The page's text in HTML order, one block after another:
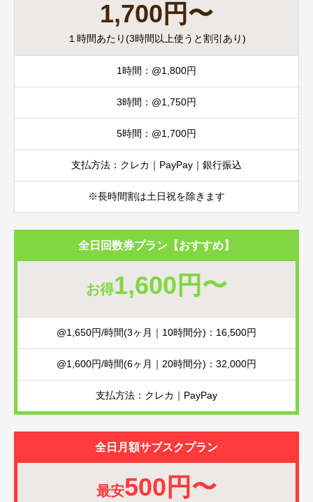
1,700円〜
１時間あたり(3時間以上使うと割引あり)
1時間：@1,800円
3時間：@1,750円
5時間：@1,700円
支払方法：クレカ｜PayPay｜銀行振込
※長時間割は土日祝を除きます
全日回数券プラン【おすすめ】
お得1,600円〜
@1,650円/時間(3ヶ月｜10時間分)：16,500円
@1,600円/時間(6ヶ月｜20時間分)：32,000円
支払方法：クレカ｜PayPay
全日月額サブスクプラン
最安500円〜